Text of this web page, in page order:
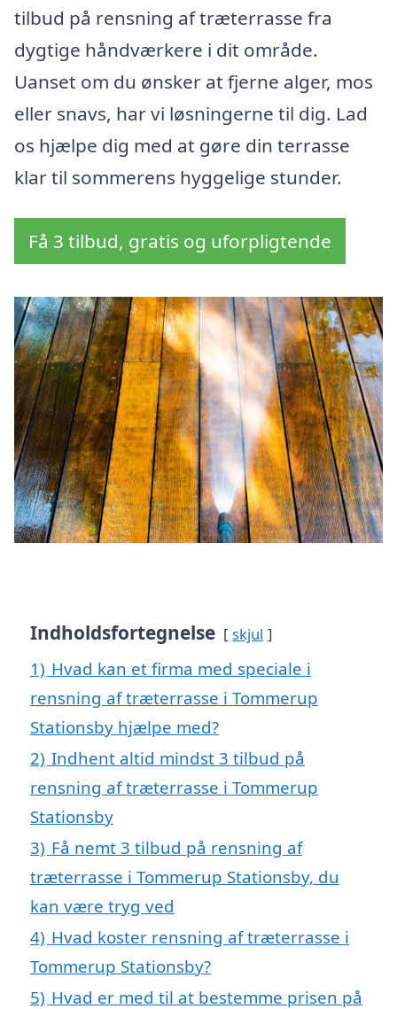
tilbud på rensning af træterrasse fra
dygtige håndværkere i dit område.
Uanset om du ønsker at fjerne alger, mos
eller snavs, har vi løsningerne til dig. Lad
os hjælpe dig med at gøre din terrasse
klar til sommerens hyggelige stunder.
Få 3 tilbud, gratis og uforpligtende
Indholdsfortegnelse skjul
1) Hvad kan et firma med speciale i
rensning af træterrasse i Tommerup
Stationsby hjælpe med?
2) Indhent altid mindst 3 tilbud på
rensning af træterrasse i Tommerup
Stationsby
3) Få nemt 3 tilbud på rensning af
træterrasse i Tommerup Stationsby, du
kan være tryg ved
4) Hvad koster rensning af træterrasse i
Tommerup Stationsby?
5) Hvad er med til at bestemme prisen på